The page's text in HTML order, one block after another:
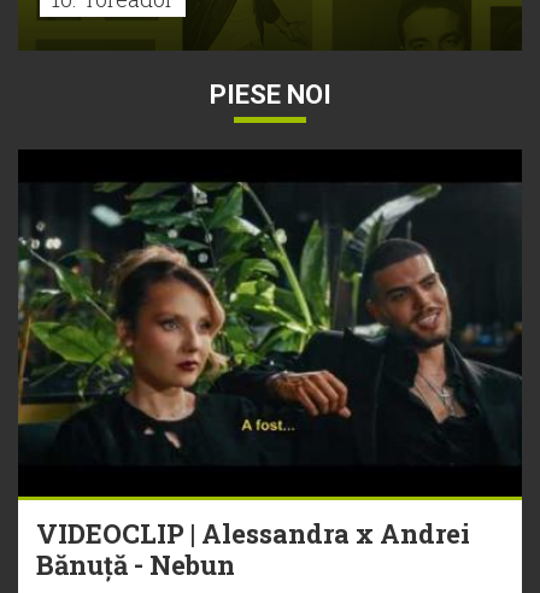
PIESE NOI
VIDEOCLIP | Alessandra x Andrei
Bănuță - Nebun